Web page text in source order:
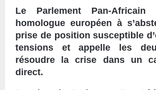
Le Parlement Pan-Africain
homologue européen à
prise de position susceptible
tensions et appelle les
résoudre la crise dans un
direct.